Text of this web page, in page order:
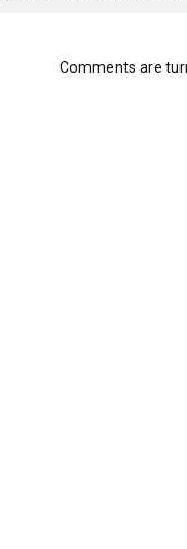
Comments are